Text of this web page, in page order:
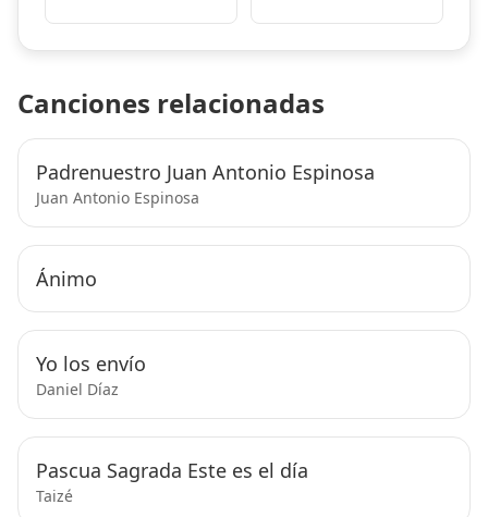
Canciones relacionadas
Padrenuestro Juan Antonio Espinosa
Juan Antonio Espinosa
Ánimo
Yo los envío
Daniel Díaz
Pascua Sagrada Este es el día
Taizé